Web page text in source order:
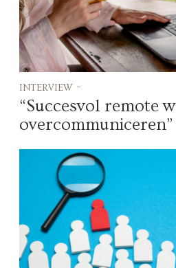
interview -
“Succesvol remote
overcommuniceren”